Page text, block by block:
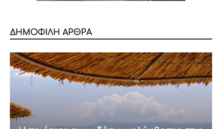
ΔΗΜΟΦΙΛΗ ΑΡΘΡΑ